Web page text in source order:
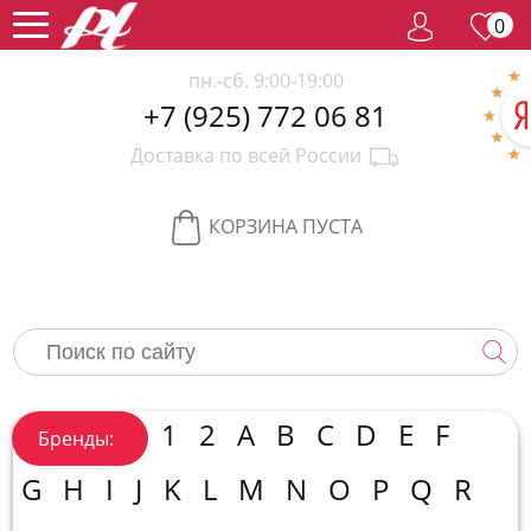
0
пн.-сб. 9:00-19:00
+7 (925) 772 06 81
Доставка по всей России
КОРЗИНА ПУСТА
Бренды: 1 2 A B C D E
F
G
H I J K L M N O P Q
R
Женский
парфюм
Мужской
парфюм
Селективный
косметика
Новинки
Хиты
продаж
Спецпредложение